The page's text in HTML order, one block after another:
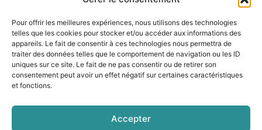
Pour offrir les meilleures expériences, nous utilisons des technologies
telles que les cookies pour stocker et/ou accéder aux informations des
appareils. Le fait de consentir à ces technologies nous permettra de
traiter des données telles que le comportement de navigation ou les ID
uniques sur ce site. Le fait de ne pas consentir ou de retirer son
consentement peut avoir un effet négatif sur certaines caractéristiques
et fonctions.
Accepter
Nos loisirs
Agenda
Les temps forts
Partenaires et